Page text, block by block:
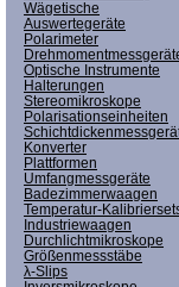
Wägetische
Auswertegeräte
Polarimeter
Optische Instrumente
Halterungen
Stereomikroskope
Polarisationseinheiten
Konverter
Plattformen
Umfangmessgeräte
Badezimmerwaagen
Temperatur-
Industriewaagen
Durchlichtmikroskope
Größenmessstäbe
λ-Slips